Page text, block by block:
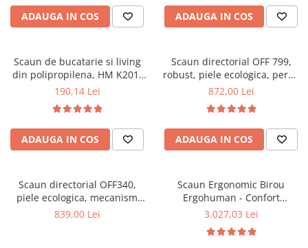
Etajere
Cuiere
Mese gradinita
Scaune gradinita
Set mese si scaune gradinita
Mobila camera copii
Saltele patuturi copii
Paturi copii
Masa si scaune gradinita
ADAUGA IN COS ADAUGA IN COS
Scaun de bucatarie si living
din polipropilena, HM K201,
ergonomic, baza lemn masiv,
100 kg, alb
190,14 Lei
ADAUGA IN COS
Scaun directorial OFF 799,
robust, piele ecologica, perne
duble, baza cromata,
872,00 Lei
ADAUGA IN COS
Scaun directorial OFF340,
piele ecologica, mecanism
balans, robust, rabatabil 180
839,00 Lei
Scaun Ergonomic Birou
Ergohuman - Confort
Premium, Reglaje Inteligente
Performanta la Birou
3.027,03 Lei